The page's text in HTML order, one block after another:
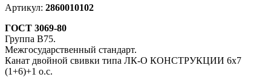
Артикул: 2860010102
ГОСТ 3069-80
Группа В75.
Межгосударственный стандарт.
Канат двойной свивки типа ЛК-О КОНСТРУКЦИИ 6х7
(1+6)+1 о.с.